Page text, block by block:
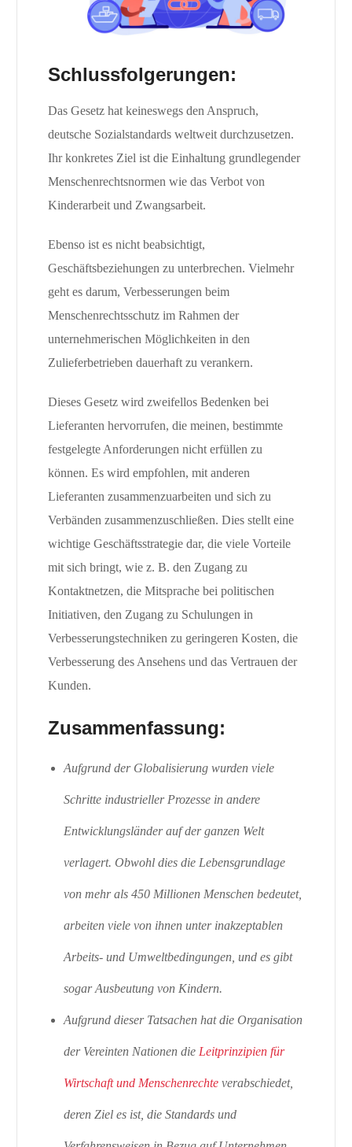
Schlussfolgerungen:
Das Gesetz hat keineswegs den Anspruch,
deutsche Sozialstandards weltweit durchzusetzen.
Ihr konkretes Ziel ist die Einhaltung grundlegender
Menschenrechtsnormen wie das Verbot von
Kinderarbeit und Zwangsarbeit.
Ebenso ist es nicht beabsichtigt,
Geschäftsbeziehungen zu unterbrechen. Vielmehr
geht es darum, Verbesserungen beim
Menschenrechtsschutz im Rahmen der
unternehmerischen Möglichkeiten in den
Zulieferbetrieben dauerhaft zu verankern.
Dieses Gesetz wird zweifellos Bedenken bei
Lieferanten hervorrufen, die meinen, bestimmte
festgelegte Anforderungen nicht erfüllen zu
können. Es wird empfohlen, mit anderen
Lieferanten zusammenzuarbeiten und sich zu
Verbänden zusammenzuschließen. Dies stellt eine
wichtige Geschäftsstrategie dar, die viele Vorteile
mit sich bringt, wie z. B. den Zugang zu
Kontaktnetzen, die Mitsprache bei politischen
Initiativen, den Zugang zu Schulungen in
Verbesserungstechniken zu geringeren Kosten, die
Verbesserung des Ansehens und das Vertrauen der
Kunden.
Zusammenfassung:
Aufgrund der Globalisierung wurden viele
Schritte industrieller Prozesse in andere
Entwicklungsländer auf der ganzen Welt
verlagert. Obwohl dies die Lebensgrundlage
von mehr als 450 Millionen Menschen bedeutet,
arbeiten viele von ihnen unter inakzeptablen
Arbeits- und Umweltbedingungen, und es gibt
sogar Ausbeutung von Kindern.
Aufgrund dieser Tatsachen hat die Organisation
der Vereinten Nationen die Leitprinzipien für
Wirtschaft und Menschenrechte verabschiedet,
deren Ziel es ist, die Standards und